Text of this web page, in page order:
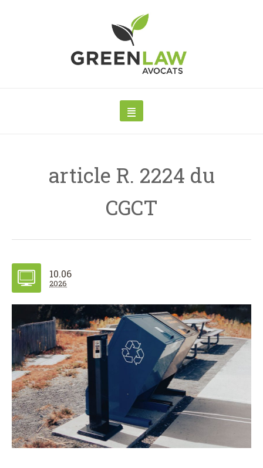
article R. 2224 du
CGCT
10.06
2026